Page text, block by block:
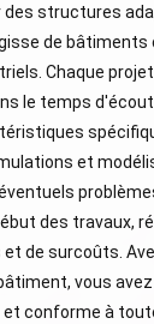
des structures
de bâtiments
Chaque
le temps
et
des travaux,
de surcoûts.
vous avez
conforme à